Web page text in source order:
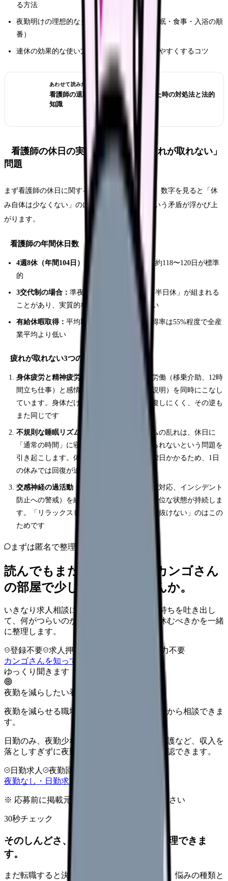
る方法
夜勤明けの理想的なタイムスケジュール（仮眠・食事・入浴の順
番）
連休の効果的な使い方と、有給休暇を取得しやすくするコツ
あわせて読みたい
看護師の退職交渉術｜引き止められた時の対処法と法的
知識
看護師の休日の実態｜「休んでも疲れが取れない」
問題
まず看護師の休日に関するデータを整理します。数字を見ると「休
み自体は少なくない」のに「回復できない」という矛盾が浮かび上
がります。
看護師の年間休日数
4週8休（年間104日）＋祝日・年末年始等： 約118〜120日が標準
的
3交代制の場合： 準夜勤・深夜勤の前後に「半日休」が組まれる
ことがあり、実質的な休息時間はさらに短い
有給休暇取得： 平均取得日数は約10日。取得率は55%程度で全産
業平均より低い
疲れが取れない3つの理由
身体疲労と精神疲労の複合：
看護師は肉体労働（移乗介助、12時
間立ち仕事）と感情労働（患者対応、家族説明）を同時にこなし
ています。身体だけ休めても精神疲労は回復しにくく、その逆も
また同じです
不規則な睡眠リズム：
夜勤による概日リズムの乱れは、休日に
「通常の時間」に寝ても質の高い睡眠が得られないという問題を
引き起こします。体内時計の再調整には1〜2日かかるため、1日
の休みでは回復が追いつきません
交感神経の過活動：
緊張度の高い業務（急変対応、インシデント
防止への警戒）を続けることで交感神経が優位な状態が持続しま
す。「リラックスしようとしているのに力が抜けない」のはこの
ためです
まずは匿名で整理
読んでもまだ苦しいなら、カンゴさん
の部屋で少し話してみませんか。
いきなり求人相談には進みません。今の気持ちを吐き出し
て、何がつらいのか、辞めるべきか、少し休むべきかを一緒
に整理します。
登録不要 求人押し売りなし
病院名は入力不要
カンゴさんを知ってから相談する
ゆっくり聞きます
夜勤を減らしたい看護師さんへ
夜勤を減らせる職場タイプを、先に整理してから相談できま
す。
日勤のみ、夜勤少なめ、クリニック、訪問看護など、収入を
落としすぎずに夜勤負担を下げる選択肢を確認できます。
日勤求人 夜勤回数を相談
夜勤なし・日勤求人の探し方を見る
※ 応募前に掲載元の最新情報を確認してください
30秒チェック
そのしんどさ、転職すべきサインか整理できま
す。
まだ転職すると決めていなくても大丈夫です。悩みの種類と